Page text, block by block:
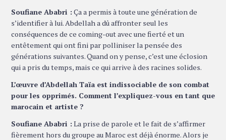
Soufiane Ababri : Ça a permis à toute une génération de
s’identifier à lui. Abdellah a dû affronter seul les
conséquences de ce coming-out avec une fierté et un
entêtement qui ont fini par polliniser la pensée des
générations suivantes. Quand on y pense, c’est une éclosion
qui a pris du temps, mais ce qui arrive à des racines solides.
L’œuvre d’Abdellah Taïa est indissociable de son combat
pour les opprimés. Comment l’expliquez-vous en tant que
marocain et artiste ?
Soufiane Ababri : La prise de parole et le fait de s’affirmer
fièrement hors du groupe au Maroc est déjà énorme. Alors je